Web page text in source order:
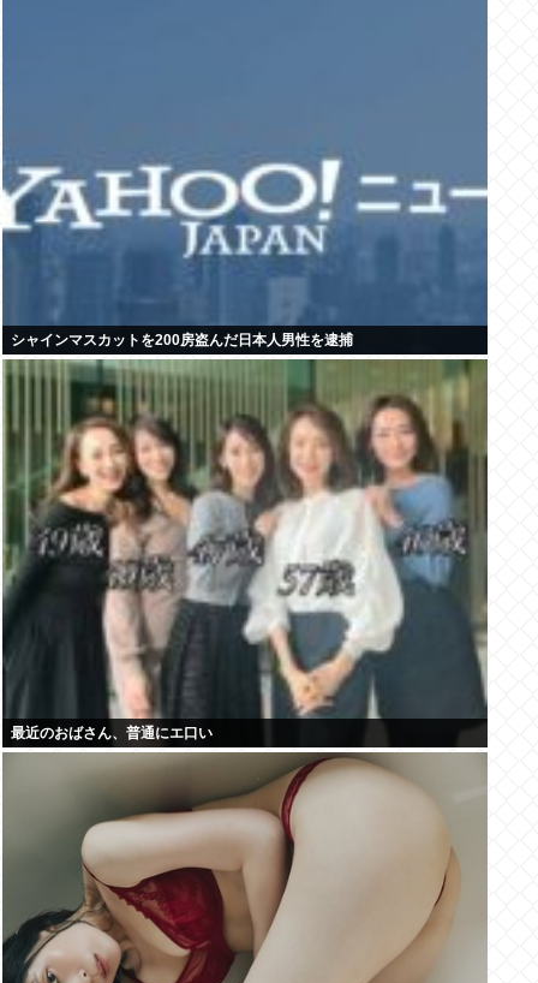
シャインマスカットを200房盗んだ日本人男性を逮捕
最近のおばさん、普通にエ口い